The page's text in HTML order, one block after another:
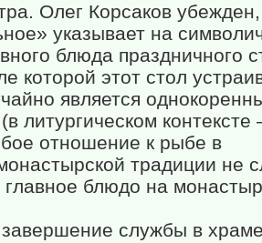
Олег Корсаков
указывает на
блюда праздничного
которой этот стол
является
литургическом
отношение к рыбе в
традиции не
блюдо на
службы в